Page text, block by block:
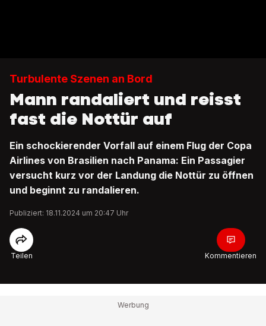
Turbulente Szenen an Bord
Mann randaliert und reisst
fast die Nottür auf
Ein schockierender Vorfall auf einem Flug der Copa
Airlines von Brasilien nach Panama: Ein Passagier
versucht kurz vor der Landung die Nottür zu öffnen
und beginnt zu randalieren.
Publiziert: 18.11.2024 um 20:47 Uhr
Teilen Kommentieren